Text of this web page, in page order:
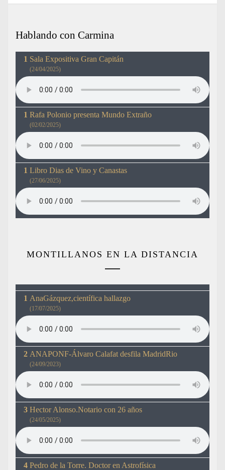
Hablando con Carmina
Sala Expositiva Gran Capitán
(24/04/2025)
Rafa Polonio presenta Mundo Extraño
(02/02/2025)
Libro Dias de Vino y Canastas
(27/06/2025)
MONTILLANOS EN LA DISTANCIA
AnaGázquez,científica hallazgo
(17/07/2025)
ANAPONF-Álvaro Calafat desfila MadridRio
(24/09/2023)
Hector Alonso.Notario con 26 años
(24/05/2025)
Pedro de la Torre. Doctor en Astrofísica